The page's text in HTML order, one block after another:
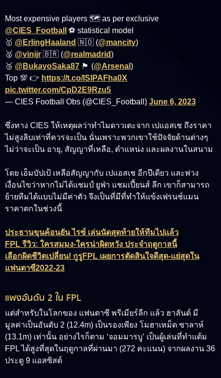
Most expensive players 🗺️ as per exclusive
@CIES_Football
⚽ statistical model
🥇 @ErlingHaaland 🇳🇴 (@mancity)
🥈 @vinijr 🇧🇷 (@realmadrid)
🥉 @BukayoSaka87 🏴󠁧󠁢󠁥󠁮󠁧󠁿 (@Arsenal )
Top 💯 👉 https://t.co/ISlPAFha0X
pic.twitter.com/CpD2E9Rzu5
— CIES Football Obs (@CIES_Football) June 6, 2023
ซึ่งทาง CIES ให้เหตุผลว่าทำไมดาวเตะจาก เปแอสเช ถึงราคา
ไม่สูงลิบเท่าที่ควรจะเป็น นั่นเพราะพวกเขาใช้ปัจจัยด้านต่างๆ
ไม่ว่าจะเป็น อายุ, สัญญาที่เหลือ, ตำแหน่ง และผลงานในสนาม
โดย เอ็มบัปเป้ เหลือสัญญากับ เปแอสเช อีกปีเดียว และพ่วง
เงื่อนไขว่าหากไม่ได้แชมป์ ยูฟ่า แชมเปี้ยนส์ ลีก เขาก็สามารถ
ย้ายทีมได้แบบไม่มีค่าตัว จึงเป็นที่มีที่ทำให้แข้งเฟรนช์แมน
ราคาตกในช่วงนี้
ประธานขุนค้อนยัน ไรซ์ เล่นนัดสุดท้ายให้ทีมไปแล้ว
FPL รีวิว: ใครสมมง-ใครน่าผิดหวัง ประจำฤดูกาลนี้
เลือกผิดชีวิตเปลี่ยน! กูรูFPL เผยการตัดสินใจดีสุด-แย่สุดใน
แฟนตาซี2022-23
แพงอันดับ 2 ใน FPL
แต่สำหรับในโลกของ แฟนตาซี พรีเมียร์ลีก แล้ว ฮาลันด์ มี
มูลค่าเป็นอันดับ 2 (12.4m) เป็นรองเพียง โมฮาเหม็ด ซาลาห์
(13.1m) เท่านั้น อย่างไรก็ตาม ‘จอมมารบู’ เป็นผู้เล่นที่ทำแต้ม
FPL ได้สูงที่สุดในฤดูกาลที่ผ่านมา (272 คะแนน) จากผลงาน 36
ประตู 9 แอสซิสต์